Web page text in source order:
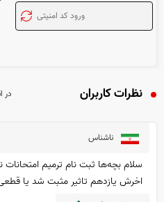
نظرات کاربران در
ناشناس
سلام بچه‌ها ثبت نام ترمیم
اخرش یازدهم تاثیر مثبت شد یا